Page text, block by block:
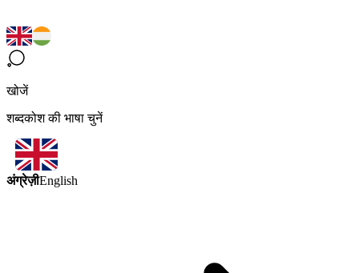
खोजें
शब्दकोश की भाषा चुनें
अंग्रेज़ीEnglish